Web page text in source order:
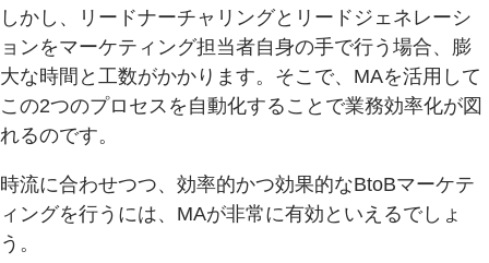
しかし、リードナーチャリングとリードジェネレーシ
ョンをマーケティング担当者自身の手で行う場合、膨
大な時間と工数がかかります。そこで、MAを活用して
この2つのプロセスを自動化することで業務効率化が図
れるのです。
時流に合わせつつ、効率的かつ効果的なBtoBマーケテ
ィングを行うには、MAが非常に有効といえるでしょ
う。